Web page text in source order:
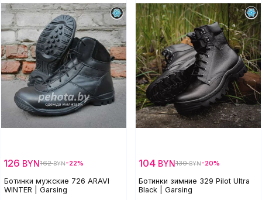
Ботинки мужские 726 ARAVI
WINTER | Garsing
126 BYN162BYN-22%
Ботинки зимние 329 Pilot Ultra
Black | Garsing
104 BYN130BYN-20%